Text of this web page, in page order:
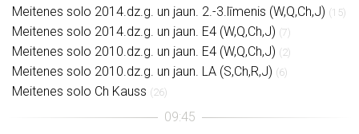
Meitenes solo 2014.dz.g. un jaun. 2.-3.līmenis (W,Q,Ch,J) (15)
Meitenes solo 2014.dz.g. un jaun. E4 (W,Q,Ch,J) (7)
Meitenes solo 2010.dz.g. un jaun. E4 (W,Q,Ch,J) (2)
Meitenes solo 2010.dz.g. un jaun. LA (S,Ch,R,J) (6)
Meitenes solo Ch Kauss (26)